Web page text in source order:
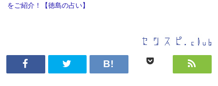
をご紹介！【徳島の占い】